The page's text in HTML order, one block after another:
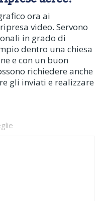
ora ai
video. Servono
in grado di
dentro una chiesa
e con un buon
richiedere anche
gli inviati e realizzare